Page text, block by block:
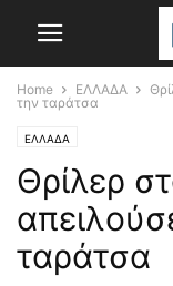
Home ΕΛΛΑΔΑ
την ταράτσα
ΕΛΛΑΔΑ
Θρίλερ
ταράτσα